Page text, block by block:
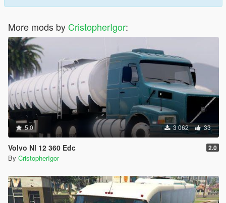
More mods by CristopherIgor:
5.0 3 062 33
Volvo Nl 12 360 Edc 2.0
By CristopherIgor